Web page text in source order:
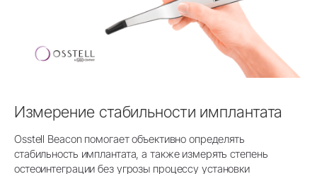
Измерение стабильности имплантата
Osstell Beacon помогает объективно определять
стабильность имплантата, а также измерять степень
остеоинтеграции без угрозы процессу установки